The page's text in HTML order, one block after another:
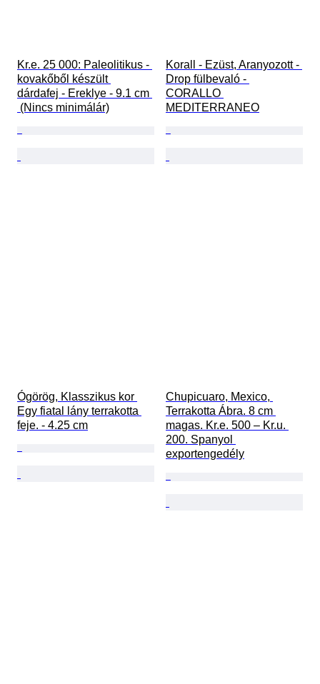
Kr.e. 25 000: Paleolitikus -
kovakőből készült
dárdafej - Ereklye - 9.1 cm
(Nincs minimálár)
Korall - Ezüst, Aranyozott -
Drop fülbevaló -
CORALLO
MEDITERRANEO
Ógörög, Klasszikus kor
Egy fiatal lány terrakotta
feje. - 4.25 cm
Chupicuaro, Mexico,
Terrakotta Ábra. 8 cm
magas. Kr.e. 500 – Kr.u.
200. Spanyol
exportengedély